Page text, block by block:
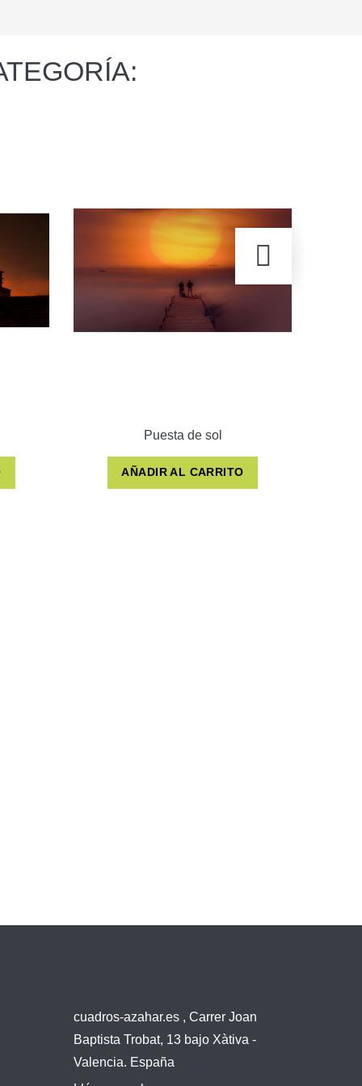
Puesta de sol
AÑADIR AL CARRITO
cuadros-azahar.es , Carrer Joan
Baptista Trobat, 13 bajo Xàtiva -
Valencia. España